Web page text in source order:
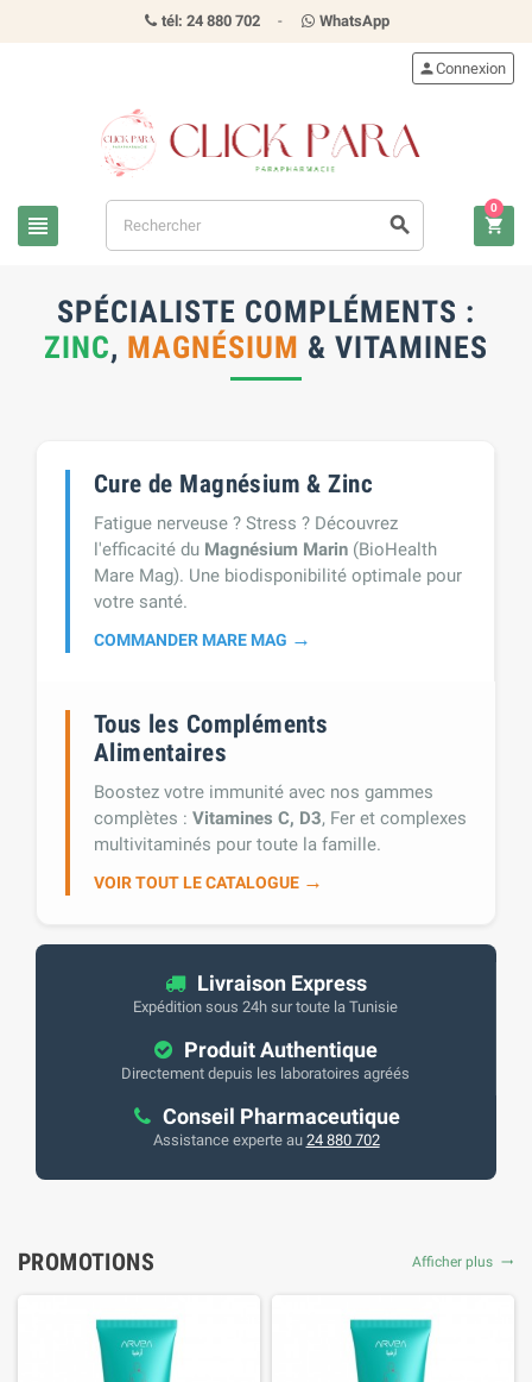
tél: 24 880 702 - WhatsApp
view_headline search
personConnexion
shopping_cart
0
SPÉCIALISTE COMPLÉMENTS :
ZINC, MAGNÉSIUM & VITAMINES
Cure de Magnésium & Zinc
Fatigue nerveuse ? Stress ? Découvrez
l'efficacité du Magnésium Marin (BioHealth
Mare Mag). Une biodisponibilité optimale pour
votre santé.
COMMANDER MARE MAG →
Tous les Compléments
Alimentaires
Boostez votre immunité avec nos gammes
complètes : Vitamines C, D3, Fer et complexes
multivitaminés pour toute la famille.
VOIR TOUT LE CATALOGUE →
Livraison Express
Expédition sous 24h sur toute la Tunisie
Produit Authentique
Directement depuis les laboratoires agréés
Conseil Pharmaceutique
Assistance experte au 24 880 702
PROMOTIONS Afficher plus trending_flat